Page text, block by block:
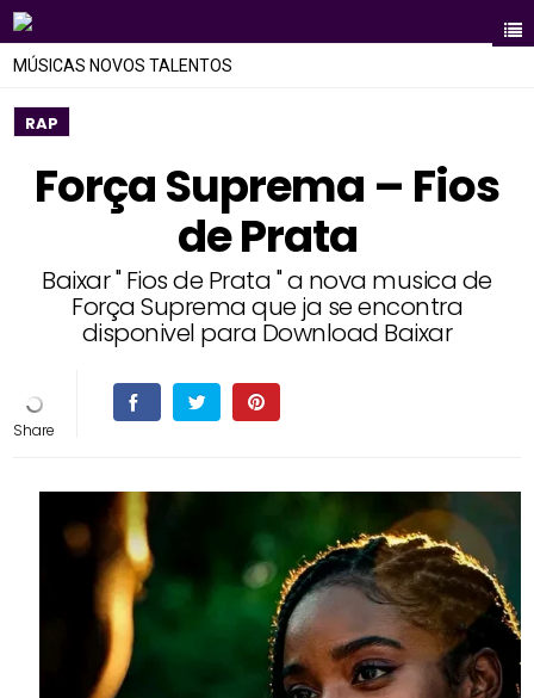
MÚSICAS NOVOS TALENTOS
RAP
Força Suprema – Fios
de Prata
Baixar " Fios de Prata " a nova musica de
Força Suprema que ja se encontra
disponivel para Download Baixar